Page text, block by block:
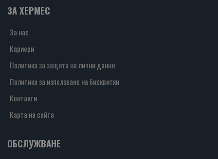
ЗА ХЕРМЕС
За нас
Кариери
Политика за защита на лични данни
Политика за използване на бисквитки
Контакти
Карта на сайта
ОБСЛУЖВАНЕ